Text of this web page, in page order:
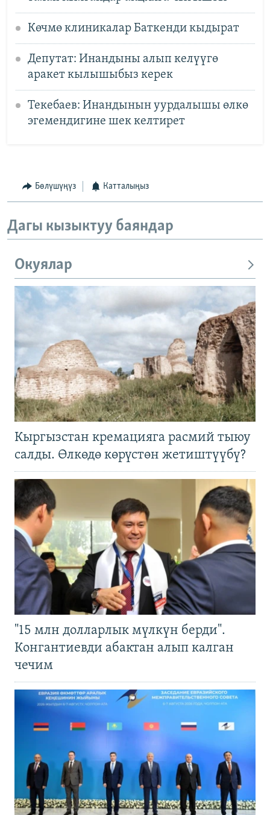
Көчмө клиникалар Баткенди кыдырат
Депутат: Инандыны алып келүүгө
аракет кылышыбыз керек
Текебаев: Инандынын уурдалышы өлкө
эгемендигине шек келтирет
Бөлүшүңүз Катталыңыз
Дагы кызыктуу баяндар
Окуялар
Кыргызстан кремацияга расмий тыюу
салды. Өлкөдө көрүстөн жетиштүүбү?
"15 млн долларлык мүлкүн берди".
Конгантиевди абактан алып калган
чечим